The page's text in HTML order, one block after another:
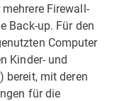
Firewall-
Back-up. Für den
Computer
Kinder- und
bereit, mit deren
für die